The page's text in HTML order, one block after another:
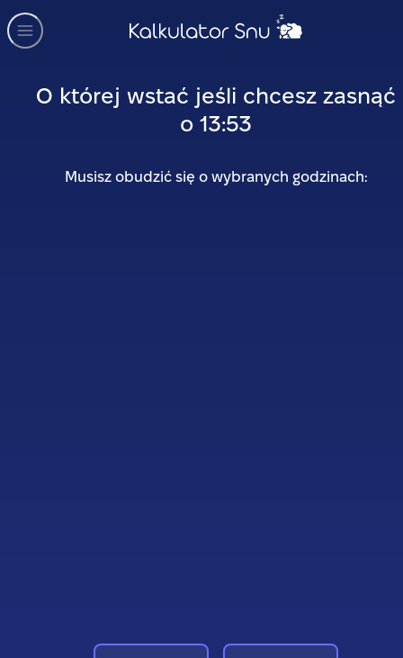
O której wstać jeśli chcesz zasnąć
o 13:53
Musisz obudzić się o wybranych godzinach: